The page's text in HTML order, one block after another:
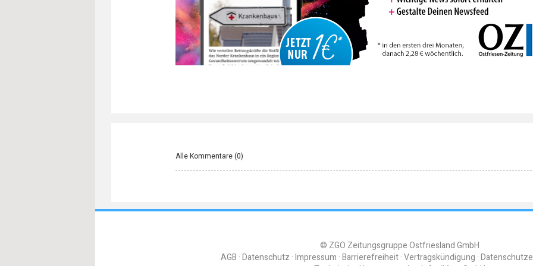
Alle Kommentare (0)
© ZGO Zeitungsgruppe Ostfriesland GmbH
AGB Datenschutz Impressum Barrierefreiheit Vertragskündigung